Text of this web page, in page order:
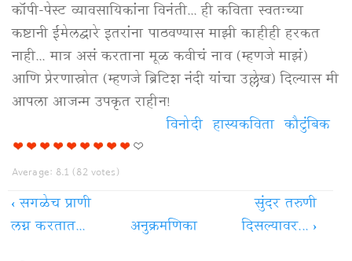
कॉपी-पेस्ट व्यावसायिकांना विनंती... ही कविता स्वतःच्या
कष्टानी ईमेलद्वारे इतरांना पाठवण्यास माझी काहीही हरकत
नाही... मात्र असं करताना मूळ कवीचं नाव (म्हणजे माझं)
आणि प्रेरणास्रोत (म्हणजे ब्रिटिश नंदी यांचा उल्लेख) दिल्यास मी
आपला आजन्म उपकृत राहीन!
कौटुंबिक
हास्यकविता
विनोदी
Average: 8.1 (82votes)
‹सगळेच प्राणी
लग्न करतात...
अनुक्रमणिका
सुंदर तरुणी
दिसल्यावर... ›